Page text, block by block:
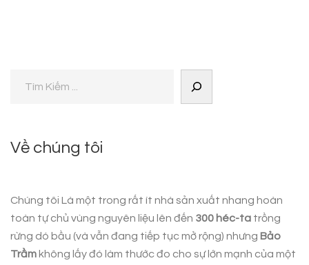
Về chúng tôi
Chúng tôi Là một trong rất ít nhà sản xuất nhang hoàn
toàn tự chủ vùng nguyên liệu lên đến 300 héc-ta trồng
rừng dó bầu (và vẫn đang tiếp tục mở rộng) nhưng Bảo
Trầm không lấy đó làm thước đo cho sự lớn mạnh của một